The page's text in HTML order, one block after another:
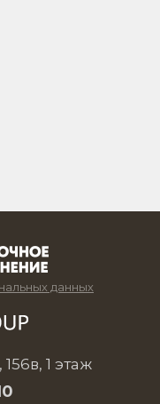
данных
1 этаж